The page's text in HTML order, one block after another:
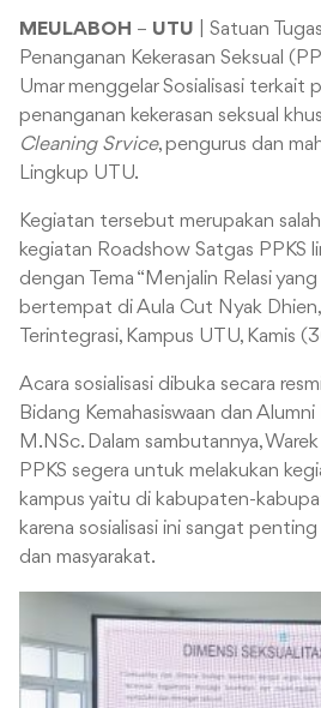
MEULABOH – UTU
Satuan
Penanganan Kekerasan Seksual
Umar menggelar Sosialisasi terkait
penanganan kekerasan seksual
Cleaning Srvice, pengurus dan
Lingkup UTU.
Kegiatan tersebut merupakan
kegiatan Roadshow Satgas PPKS
dengan Tema “Menjalin Relasi
bertempat di Aula Cut Nyak
Terintegrasi, Kampus UTU, Kamis
Acara sosialisasi dibuka secara
Bidang Kemahasiswaan dan
M.NSc. Dalam sambutannya,
PPKS segera untuk melakukan
kampus yaitu di kabupaten-
karena sosialisasi ini sangat
dan masyarakat.